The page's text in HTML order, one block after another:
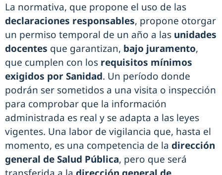
La normativa, que propone el uso de las
declaraciones responsables, propone otorgar
un permiso temporal de un año a las unidades
docentes que garantizan, bajo juramento,
que cumplen con los requisitos mínimos
exigidos por Sanidad. Un período donde
podrán ser sometidos a una visita o inspección
para comprobar que la información
administrada es real y se adapta a las leyes
vigentes. Una labor de vigilancia que, hasta el
momento, es una competencia de la dirección
general de Salud Pública, pero que será